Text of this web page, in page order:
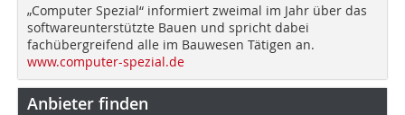
„Computer Spezial“ informiert zweimal im Jahr über das
softwareunterstützte Bauen und spricht dabei
fachübergreifend alle im Bauwesen Tätigen an.
www.computer-spezial.de
Anbieter finden